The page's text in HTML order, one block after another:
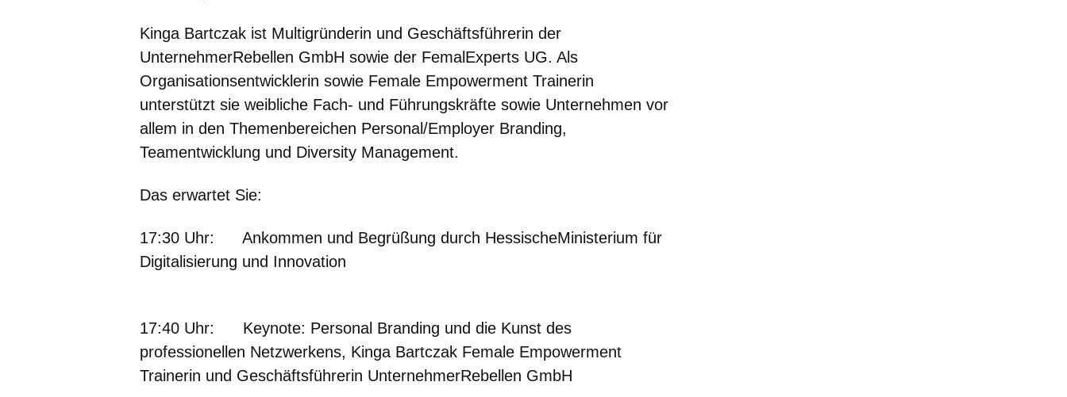
Kinga Bartczak ist Multigründerin und Geschäftsführerin der
UnternehmerRebellen GmbH sowie der FemalExperts UG. Als
Organisationsentwicklerin sowie Female Empowerment Trainerin
unterstützt sie weibliche Fach- und Führungskräfte sowie Unternehmen vor
allem in den Themenbereichen Personal/Employer Branding,
Teamentwicklung und Diversity Management.
Das erwartet Sie:
17:30 Uhr: Ankommen und Begrüßung durch HessischeMinisterium für
Digitalisierung und Innovation
17:40 Uhr:
Keynote: Personal Branding und die Kunst des
professionellen Netzwerkens, Kinga Bartczak Female Empowerment
Trainerin und Geschäftsführerin UnternehmerRebellen GmbH